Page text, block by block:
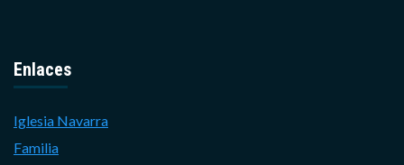
Enlaces
Iglesia Navarra
Familia